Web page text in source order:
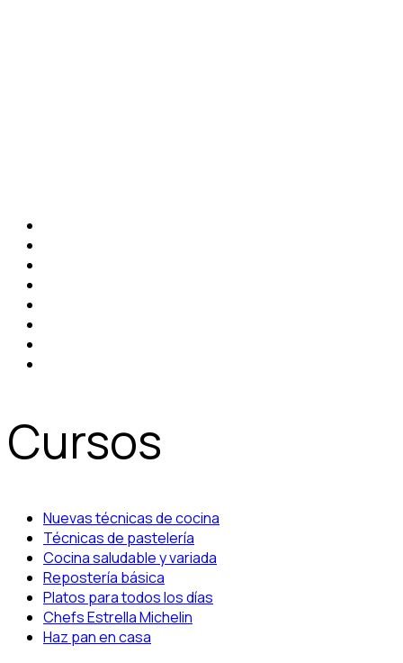
Cursos
Nuevas técnicas de cocina
Técnicas de pastelería
Cocina saludable y variada
Repostería básica
Platos para todos los días
Chefs Estrella Michelin
Haz pan en casa